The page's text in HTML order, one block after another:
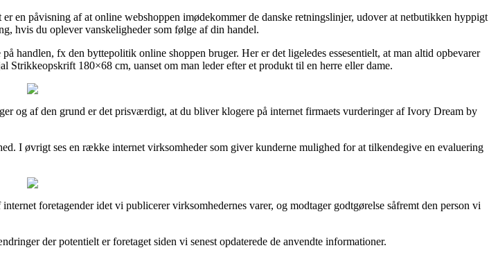
en påvisning af at online webshoppen imødekommer de danske retningslinjer, udover at netbutikken hyppigt
hvis du oplever vanskeligheder som følge af din handel.
handlen, fx den byttepolitik online shoppen bruger. Her er det ligeledes essesentielt, at man altid opbevarer
180×68 cm, uanset om man leder efter et produkt til en herre eller dame.
og af den grund er det prisværdigt, at du bliver klogere på internet firmaets vurderinger af Ivory Dream by
I øvrigt ses en række internet virksomheder som giver kunderne mulighed for at tilkendegive en evaluering
foretagender idet vi publicerer virksomhedernes varer, og modtager godtgørelse såfremt den person vi
der potentielt er foretaget siden vi senest opdaterede de anvendte informationer.